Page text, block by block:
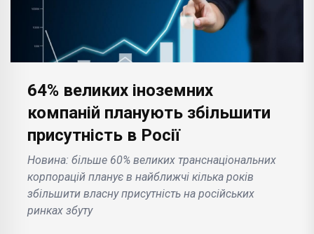
64% великих іноземних
компаній планують збільшити
присутність в Росії
Новина: більше 60% великих транснаціональних
корпорацій планує в найближчі кілька років
збільшити власну присутність на російських
ринках збуту